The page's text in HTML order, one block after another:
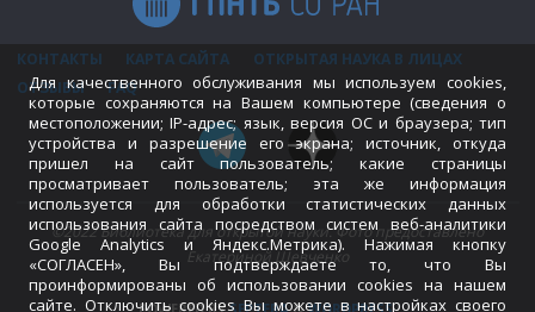
КОНТАКТЫ КАРТА САЙТА
ОТКРЫТАЯ НАУКА В ЛИЦАХ
ОТЗЫВЫ
FAQ
©2022 Библиотека для открытой науки. Фото предоставлено
Екатериной Шевченко
Для качественного обслуживания мы используем cookies,
которые сохраняются на Вашем компьютере (сведения о
местоположении; IP-адрес; язык, версия ОС и браузера; тип
устройства и разрешение его экрана; источник, откуда
пришел на сайт пользователь; какие страницы
просматривает пользователь; эта же информация
используется для обработки статистических данных
использования сайта посредством систем веб-аналитики
Google Analytics и Яндекс.Метрика). Нажимая кнопку
«СОГЛАСЕН», Вы подтверждаете то, что Вы
проинформированы об использовании cookies на нашем
сайте. Отключить cookies Вы можете в настройках своего